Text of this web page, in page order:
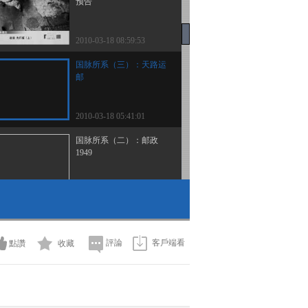
2010-03-18 08:59:53
国脉所系（三）：天路运
邮
2010-03-18 05:41:01
国脉所系（二）：邮政
1949
2010-03-16 01:02:04
點讚 收藏 評論 客戶端看